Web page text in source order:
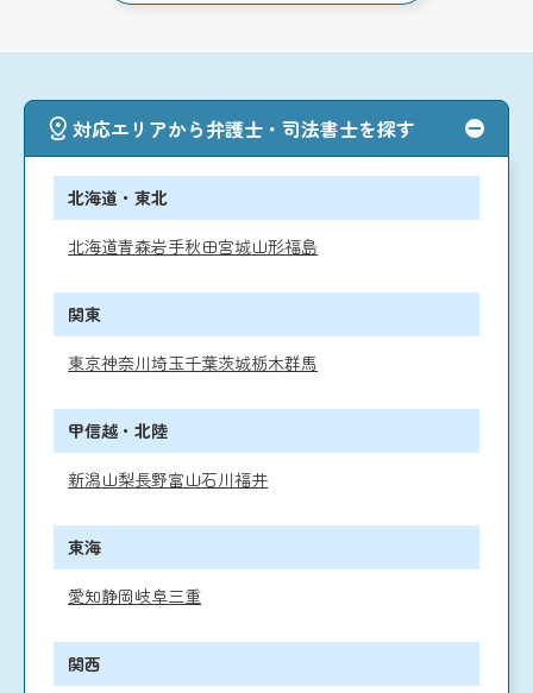
対応エリアから弁護士・司法書士を探す
北海道・東北
北海道青森岩手秋田宮城山形福島
関東
東京神奈川埼玉千葉茨城栃木群馬
甲信越・北陸
新潟山梨長野富山石川福井
東海
愛知静岡岐阜三重
関西